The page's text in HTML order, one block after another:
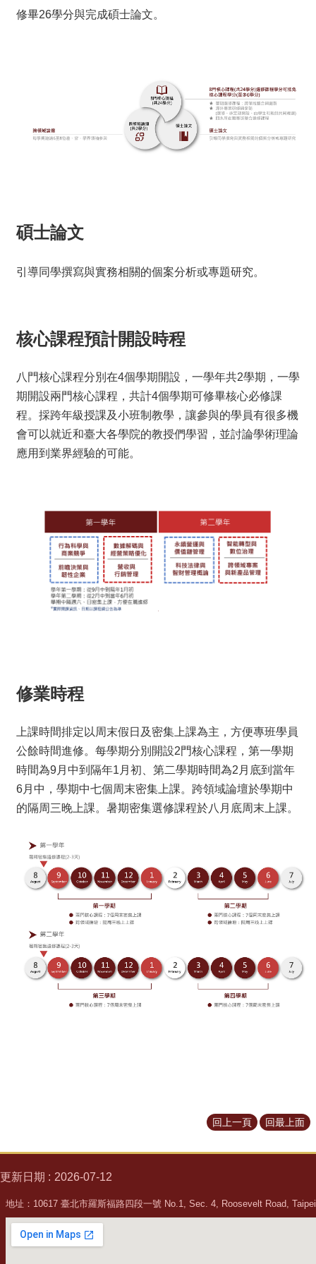
修畢26學分與完成碩士論文。
碩士論文
引導同學撰寫與實務相關的個案分析或專題研究。
核心課程預計開設時程
八門核心課程分別在4個學期開設，一學年共2學期，一學
期開設兩門核心課程，共計4個學期可修畢核心必修課
程。採跨年級授課及小班制教學，讓參與的學員有很多機
會可以就近和臺大各學院的教授們學習，並討論學術理論
應用到業界經驗的可能。
修業時程
上課時間排定以周末假日及密集上課為主，方便專班學員
公餘時間進修。每學期分別開設2門核心課程，第一學期
時間為9月中到隔年1月初、第二學期時間為2月底到當年
6月中，學期中七個周末密集上課。跨領域論壇於學期中
的隔周三晚上課。暑期密集選修課程於八月底周末上課。
回上一頁 回最上面
更新日期 2026-07-12
地址：10617 臺北市羅斯福路四段一號 No.1, Sec. 4, Roosevelt Road,